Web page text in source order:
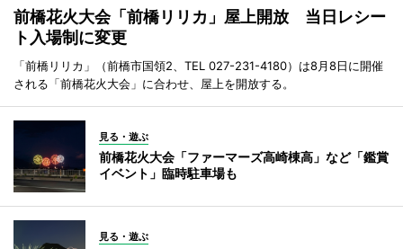
前橋花火大会「前橋リリカ」屋上開放 当日レシー
ト入場制に変更
「前橋リリカ」（前橋市国領2、TEL 027-231-4180）は8月8日に開催
される「前橋花火大会」に合わせ、屋上を開放する。
見る・遊ぶ
前橋花火大会「ファーマーズ高崎棟高」など「鑑賞
イベント」臨時駐車場も
見る・遊ぶ